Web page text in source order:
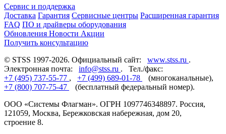
Сервис и поддержка
Доставка Гарантия Сервисные центры Расширенная гарантия
FAQ ПО и драйверы оборудования
Обновления Новости Акции
Получить консультацию
© STSS 1997-2026. Официальный сайт: www.stss.ru .
Электронная почта: info@stss.ru . Тел./факс:
+7 (495) 737-55-77 , +7 (499) 689-01-78
(многоканальные),
+7 (800) 707-75-47
(бесплатный федеральный номер).
ООО «Системы Флагман». ОГРН 1097746348897. Россия,
121059, Москва, Бережковская набережная, дом 20,
строение 8.